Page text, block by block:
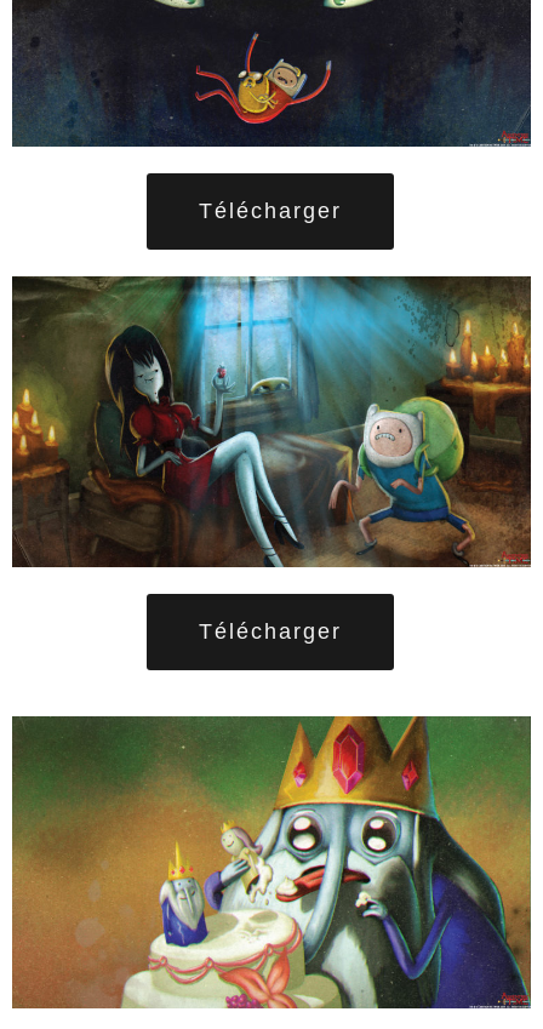
Télécharger
Télécharger